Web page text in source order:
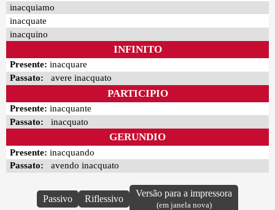
inacquiamo
inacquate
inacquino
INFINITO
Presente: inacquare
Passato: avere inacquato
PARTICIPIO
Presente: inacquante
Passato: inacquato
GERUNDIO
Presente: inacquando
Passato: avendo inacquato
Passivo Riflessivo
Versão para a impressora
(em janela nova)